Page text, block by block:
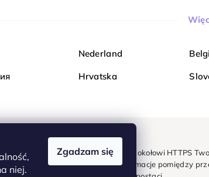
niej.
Zgadzam się
Nederland
Hrvatska
bezpiecznie w Diamondi. Dzięki protokołowi HTTPS
bezpieczne - wszystkie informacje pomiędzy